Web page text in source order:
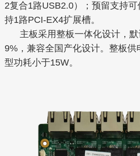
2复合1路USB2.0）；预留支持
持1路PCI-EX4扩展槽。
主板采用整板一体化设计，默
9%，兼容全国产化设计。整板
型功耗小于15W。